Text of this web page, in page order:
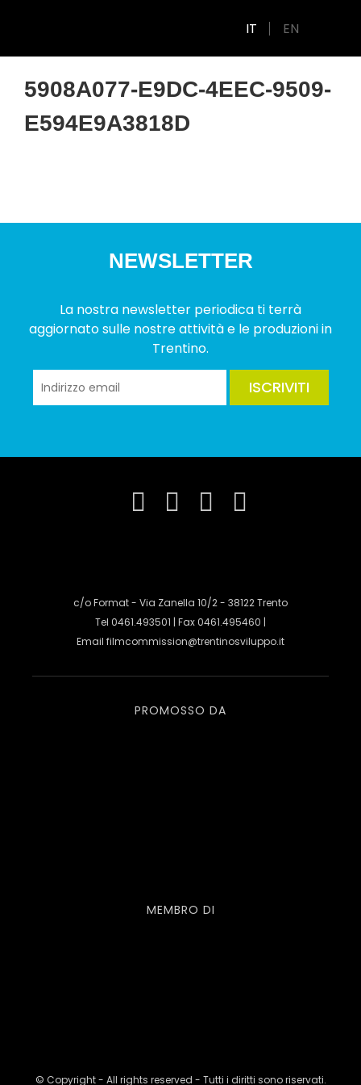
IT EN
5908A077-E9DC-4EEC-9509-
E594E9A3818D
NEWSLETTER
La nostra newsletter periodica ti terrà
aggiornato sulle nostre attività e le produzioni in
Trentino.
ISCRIVITI
c/o Format - Via Zanella 10/2 - 38122 Trento
Tel 0461.493501 | Fax 0461.495460 |
Email filmcommission@trentinosviluppo.it
PROMOSSO DA
MEMBRO DI
© Copyright - All rights reserved - Tutti i diritti sono riservati.